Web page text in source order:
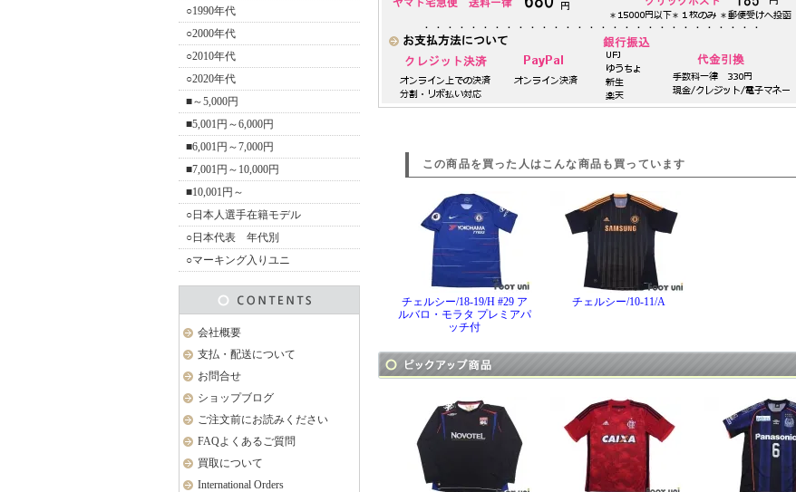
○1990年代
○2000年代
○2010年代
○2020年代
■～5,000円
■5,001円～6,000円
■6,001円～7,000円
■7,001円～10,000円
■10,001円～
○日本人選手在籍モデル
○日本代表 年代別
○マーキング入りユニ
会社概要
支払・配送について
お問合せ
ショップブログ
ご注文前にお読みください
FAQよくあるご質問
買取について
International Orders
この商品を買った人はこんな商品も買っています
チェルシー/18-19/H #29 ア
ルバロ・モラタ プレミアパ
ッチ付
チェルシー/10-11/A